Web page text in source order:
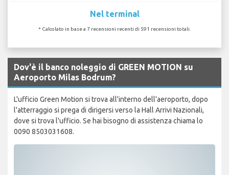
Nel terminal
* Calcolato in base a 7 recensioni recenti di 591 recensioni totali.
Dov'è il banco noleggio di GREEN MOTION su
Aeroporto Milas Bodrum?
L'ufficio Green Motion si trova all'interno dell'aeroporto, dopo
l'atterraggio si prega di dirigersi verso la Hall Arrivi Nazionali,
dove si trova l'ufficio. Se hai bisogno di assistenza chiama lo
0090 8503031608.